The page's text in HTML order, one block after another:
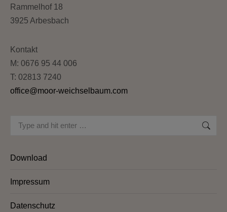
Rammelhof 18
3925 Arbesbach
Kontakt
M: 0676 95 44 006
T: 02813 7240
office@moor-weichselbaum.com
Search:
Download
Impressum
Datenschutz